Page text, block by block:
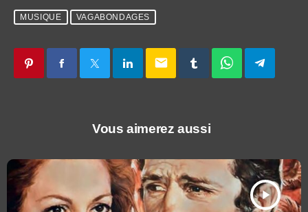
MUSIQUE VAGABONDAGES
email
Vous aimerez aussi
play_arrow